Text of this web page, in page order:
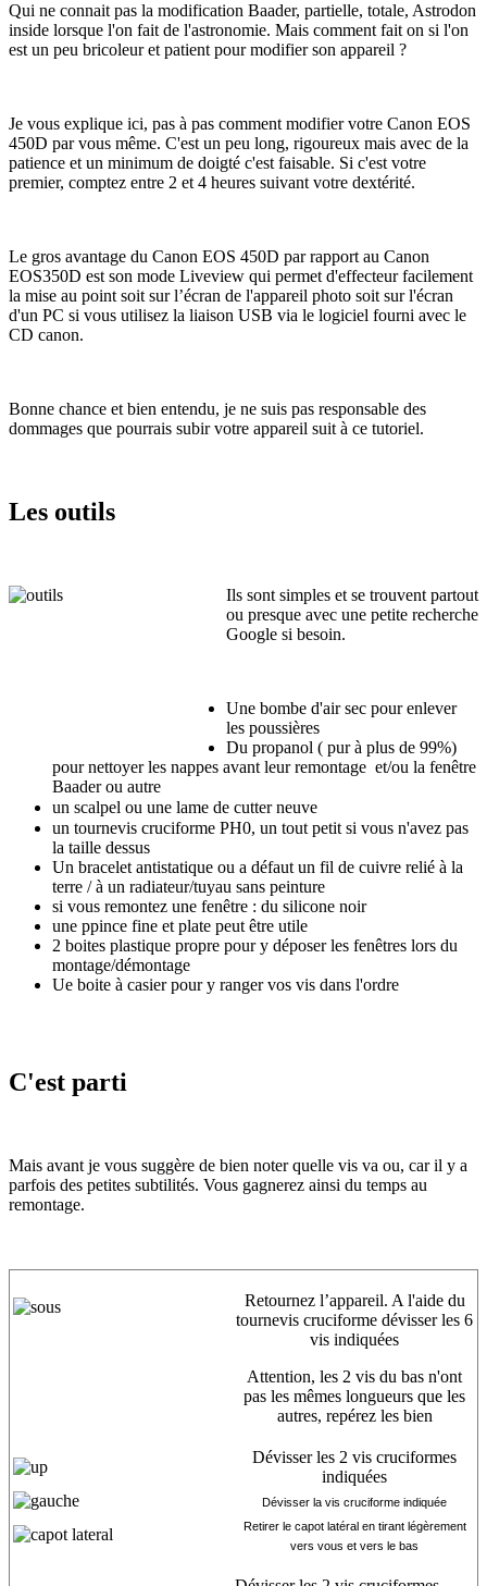
Qui ne connait pas la modification Baader, partielle, totale, Astrodon
inside lorsque l'on fait de l'astronomie. Mais comment fait on si l'on
est un peu bricoleur et patient pour modifier son appareil ?
Je vous explique ici, pas à pas comment modifier votre Canon EOS
450D par vous même. C'est un peu long, rigoureux mais avec de la
patience et un minimum de doigté c'est faisable. Si c'est votre
premier, comptez entre 2 et 4 heures suivant votre dextérité.
Le gros avantage du Canon EOS 450D par rapport au Canon
EOS350D est son mode Liveview qui permet d'effecteur facilement
la mise au point soit sur l’écran de l'appareil photo soit sur l'écran
d'un PC si vous utilisez la liaison USB via le logiciel fourni avec le
CD canon.
Bonne chance et bien entendu, je ne suis pas responsable des
dommages que pourrais subir votre appareil suit à ce tutoriel.
Les outils
Ils sont simples et se trouvent partout
ou presque avec une petite recherche
Google si besoin.
Une bombe d'air sec pour enlever
les poussières
Du propanol ( pur à plus de 99%)
pour nettoyer les nappes avant leur remontage et/ou la fenêtre
Baader ou autre
un scalpel ou une lame de cutter neuve
un tournevis cruciforme PH0, un tout petit si vous n'avez pas
la taille dessus
Un bracelet antistatique ou a défaut un fil de cuivre relié à la
terre / à un radiateur/tuyau sans peinture
si vous remontez une fenêtre : du silicone noir
une ppince fine et plate peut être utile
2 boites plastique propre pour y déposer les fenêtres lors du
montage/démontage
Ue boite à casier pour y ranger vos vis dans l'ordre
C'est parti
Mais avant je vous suggère de bien noter quelle vis va ou, car il y a
parfois des petites subtilités. Vous gagnerez ainsi du temps au
remontage.
Retournez l’appareil. A l'aide du
tournevis cruciforme dévisser les 6
vis indiquées
Attention, les 2 vis du bas n'ont
pas les mêmes longueurs que les
autres, repérez les bien
Dévisser les 2 vis cruciformes
indiquées
Dévisser la vis cruciforme indiquée
Retirer le capot latéral en tirant légèrement
vers vous et vers le bas